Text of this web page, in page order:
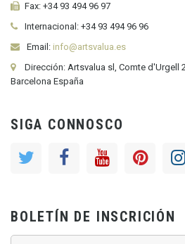
Fax: +34 93 494 96 97
Internacional: +34 93 494 96 96
Email: info@artsvalua.es
Dirección: Artsvalua sl, Comte d'Urgell
Barcelona España
SIGA CONNOSCO
BOLETÍN DE INSCRICIÓN